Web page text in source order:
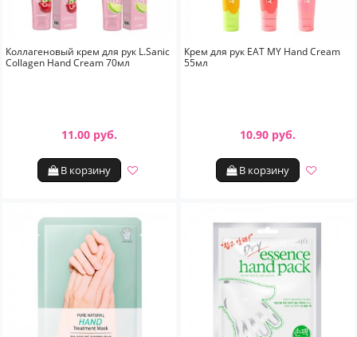
Коллагеновый крем для рук L.Sanic
Collagen Hand Сream 70мл
11.00 руб.
В корзину
Крем для рук EAT MY Hand Сream
55мл
10.90 руб.
В корзину